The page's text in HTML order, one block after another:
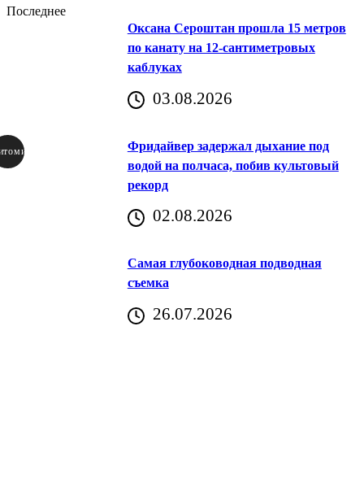
Последнее
Оксана Сероштан прошла 15 метров
по канату на 12-сантиметровых
каблуках
03.08.2026
Фридайвер задержал дыхание под
водой на полчаса, побив культовый
рекорд
02.08.2026
Самая глубоководная подводная
съемка
26.07.2026